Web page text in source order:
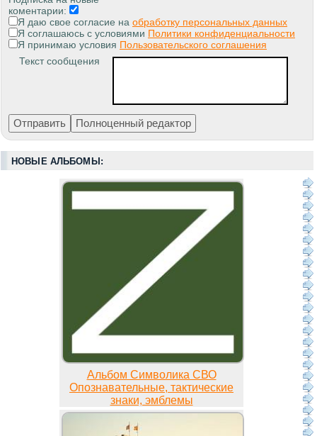
коментарии:
Я даю свое согласие на обработку персональных данных
Я соглашаюсь с условиями Политики конфиденциальности
Я принимаю условия Пользовательского соглашения
Текст сообщения
НОВЫЕ АЛЬБОМЫ:
Альбом Символика СВО
Опознавательные, тактические
знаки, эмблемы